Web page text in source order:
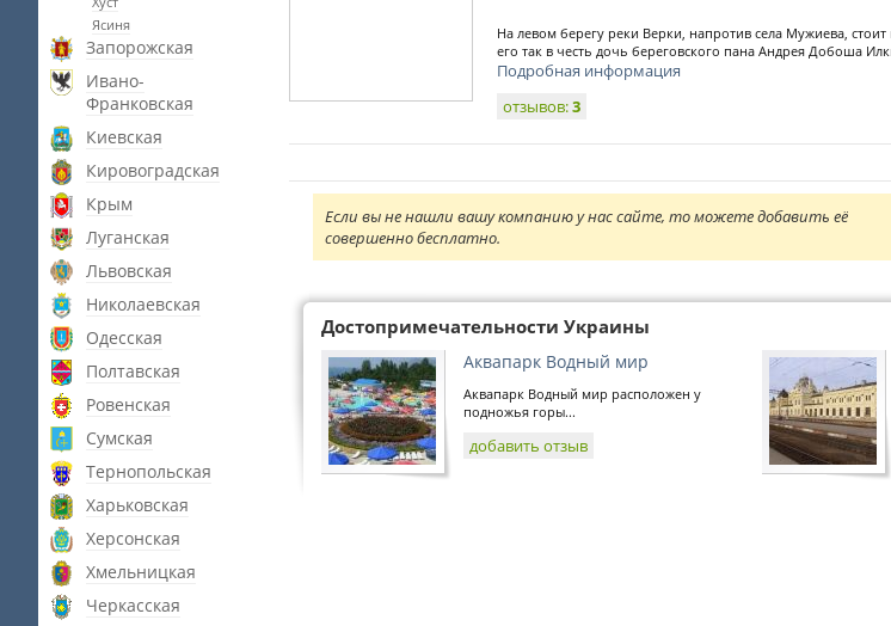
Ясиня
Запорожская
Ивано-
Франковская
Киевская
Кировоградская
Крым
Луганская
Львовская
Николаевская
Одесская
Полтавская
Ровенская
Сумская
Тернопольская
Харьковская
Херсонская
Хмельницкая
Черкасская
На левом берегу реки Верки, напротив села Мужиева,
его так в честь дочь береговского пана Андрея Добоша
Подробная информация
отзывов:3
Если вы не нашли вашу компанию у нас сайте, то можете добавить её
совершенно бесплатно.
Достопримечательности Украины
Аквапарк Водный мир
Аквапарк Водный мир расположен у
подножья горы...
добавить отзыв